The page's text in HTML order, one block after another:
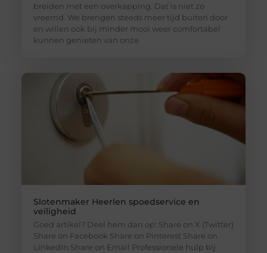
breiden met een overkapping. Dat is niet zo
vreemd. We brengen steeds meer tijd buiten door
en willen ook bij minder mooi weer comfortabel
kunnen genieten van onze
Slotenmaker Heerlen spoedservice en
veiligheid
Goed artikel? Deel hem dan op: Share on X (Twitter)
Share on Facebook Share on Pinterest Share on
LinkedIn Share on Email Professionele hulp bij